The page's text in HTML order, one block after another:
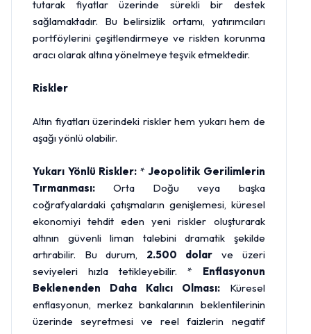
tutarak fiyatlar üzerinde sürekli bir destek
sağlamaktadır. Bu belirsizlik ortamı, yatırımcıları
portföylerini çeşitlendirmeye ve riskten korunma
aracı olarak altına yönelmeye teşvik etmektedir.
Riskler
Altın fiyatları üzerindeki riskler hem yukarı hem de
aşağı yönlü olabilir.
Yukarı Yönlü Riskler: * Jeopolitik Gerilimlerin
Tırmanması: Orta Doğu veya başka
coğrafyalardaki çatışmaların genişlemesi, küresel
ekonomiyi tehdit eden yeni riskler oluşturarak
altının güvenli liman talebini dramatik şekilde
artırabilir. Bu durum, 2.500 dolar ve üzeri
seviyeleri hızla tetikleyebilir. * Enflasyonun
Beklenenden Daha Kalıcı Olması: Küresel
enflasyonun, merkez bankalarının beklentilerinin
üzerinde seyretmesi ve reel faizlerin negatif